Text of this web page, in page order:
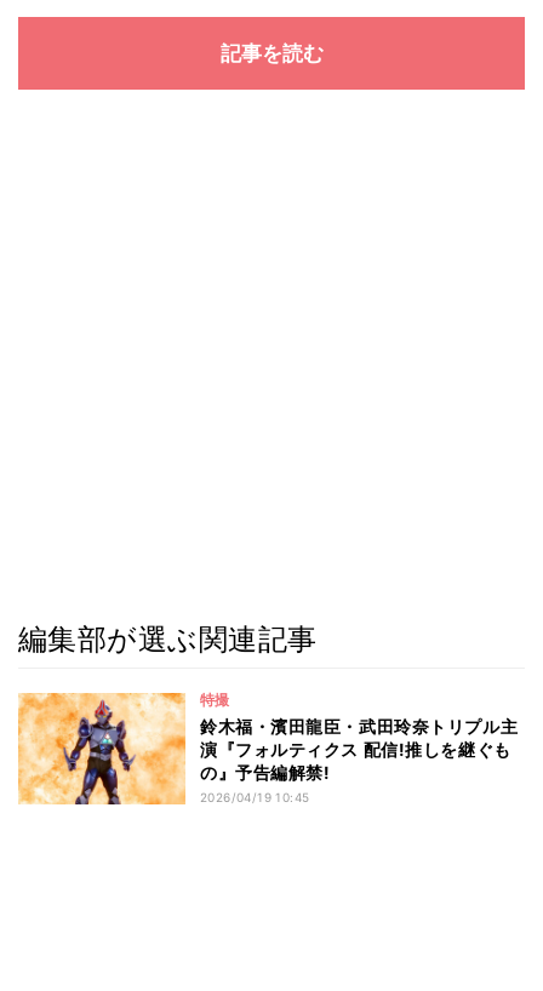
記事を読む
編集部が選ぶ関連記事
特撮
鈴木福・濱田龍臣・武田玲奈トリプル主
演『フォルティクス 配信!推しを継ぐも
の』予告編解禁!
2026/04/19 10:45